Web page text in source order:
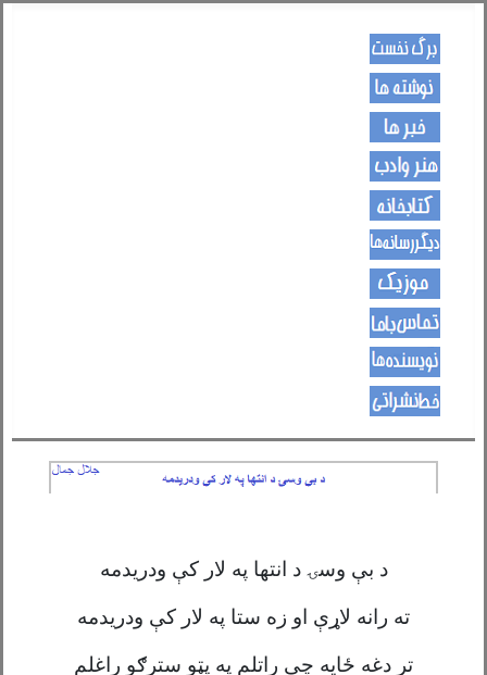
د بې وسۍ د انتها په لار کې ودریدمه
ته رانه لاړې او زه ستا په لار کې ودریدمه
تر دغه ځایه چې راتلم په پټو سترګو راغلم